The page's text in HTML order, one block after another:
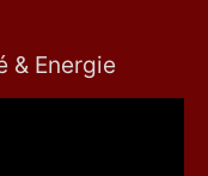
& Energie